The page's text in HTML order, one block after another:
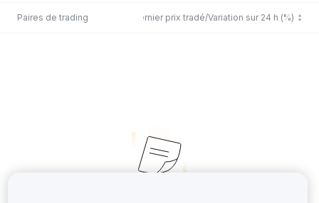
Paires de trading Dernier prix tradé/Variation sur 24 h (%)